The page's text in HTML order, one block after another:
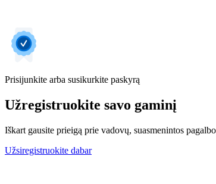
Prisijunkite arba susikurkite paskyrą
Užregistruokite savo gaminį
Iškart gausite prieigą prie vadovų, suasmenintos
Užsiregistruokite dabar